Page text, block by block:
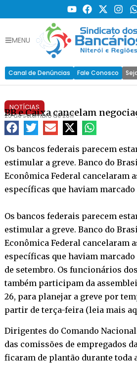
MENU
Canal de Denúncias Fale Conosco
NOTÍCIAS
BB e Caixa cancelam
25 de setembro de 2011
Os bancos federais parecem
estimular a greve. Banco do
Econômica Federal cancelaram
específicas que haviam
Os bancos federais parecem
estimular a greve. Banco do
Econômica Federal cancelaram
específicas que haviam
de setembro. Os funcionários
também participam da
26, para planejar a greve por
partir de terça-feira (leia mais
Dirigentes do Comando
das comissões de empregados
ficaram de plantão durante toda